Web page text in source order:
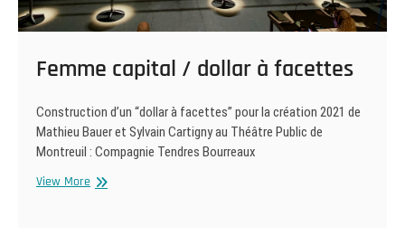
Femme capital / dollar à facettes
Construction d’un “dollar à facettes” pour la création 2021 de
Mathieu Bauer et Sylvain Cartigny au Théâtre Public de
Montreuil : Compagnie Tendres Bourreaux
View MoreFemme